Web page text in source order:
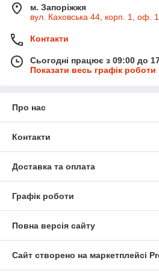
м. Запоріжжя
вул. Каховська 44, корп. 1, оф.
Контакти
Сьогодні працює з 09:00 до
Показати весь графік роботи
Про нас
Контакти
Доставка та оплата
Графік роботи
Повна версія сайту
Сайт створено на маркетплейсі